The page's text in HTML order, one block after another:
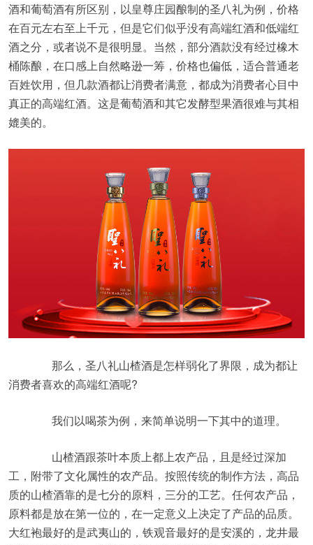
酒和葡萄酒有所区别，以皇尊庄园酿制的圣八礼为例，价格
在百元左右至上千元，但是它们似乎没有高端红酒和低端红
酒之分，或者说不是很明显。当然，部分酒款没有经过橡木
桶陈酿，在口感上自然略逊一筹，价格也偏低，适合普通老
百姓饮用，但几款酒都让消费者满意，都成为消费者心目中
真正的高端红酒。这是葡萄酒和其它发酵型果酒很难与其相
媲美的。
那么，圣八礼山楂酒是怎样弱化了界限，成为都让
消费者喜欢的高端红酒呢?
我们以喝茶为例，来简单说明一下其中的道理。
山楂酒跟茶叶本质上都上农产品，且是经过深加
工，附带了文化属性的农产品。按照传统的制作方法，高品
质的山楂酒靠的是七分的原料，三分的工艺。任何农产品，
原料都是放在第一位的，在一定意义上决定了产品的品质。
大红袍最好的是武夷山的，铁观音最好的是安溪的，龙井最